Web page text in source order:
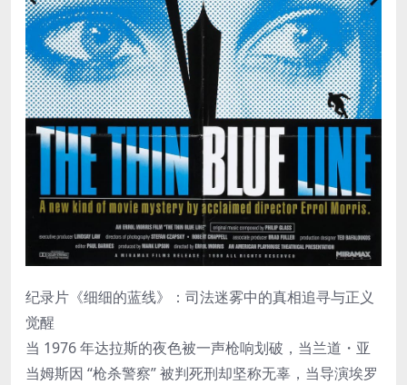
纪录片《细细的蓝线》：司法迷雾中的真相追寻与正义
觉醒
当 1976 年达拉斯的夜色被一声枪响划破，当兰道・亚
当姆斯因 “枪杀警察” 被判死刑却坚称无辜，当导演埃罗